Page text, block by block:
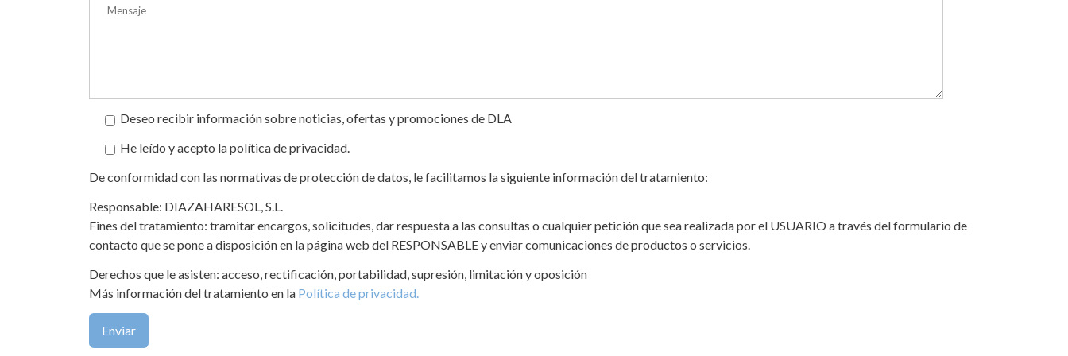
Deseo recibir información sobre noticias, ofertas y promociones de DLA
He leído y acepto la política de privacidad.
De conformidad con las normativas de protección de datos, le facilitamos la siguiente información del tratamiento:
Responsable: DIAZAHARESOL, S.L.
Fines del tratamiento: tramitar encargos, solicitudes, dar respuesta a las consultas o cualquier petición que sea realizada por el USUARIO a través del formulario de
contacto que se pone a disposición en la página web del RESPONSABLE y enviar comunicaciones de productos o servicios.
Derechos que le asisten: acceso, rectificación, portabilidad, supresión, limitación y oposición
Más información del tratamiento en la Política de privacidad.